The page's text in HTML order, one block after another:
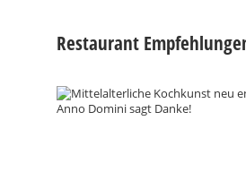
Restaurant